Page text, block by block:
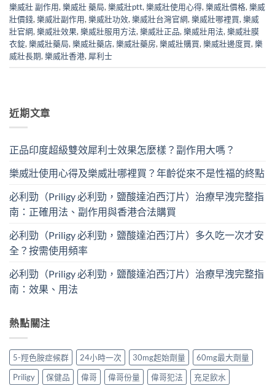
樂威壯 副作用, 樂威壯 藥局, 樂威壯ptt, 樂威壯使用心得, 樂威壯價格, 樂威
壯價錢, 樂威壯副作用, 樂威壯功效, 樂威壯台灣官網, 樂威壯哪裡買, 樂威
壯官網, 樂威壯效果, 樂威壯服用方法, 樂威壯正品, 樂威壯用法, 樂威壯膜
衣錠, 樂威壯藥局, 樂威壯藥店, 樂威壯藥房, 樂威壯購買, 樂威壯邊度買, 樂
威壯長期, 樂威壯香港, 犀利士
近期文章
正品印度超級雙效犀利士效果怎麼樣？副作用大嗎？
樂威壯使用心得及樂威壯哪裡買？年齡從來不是性福的終點
必利勁（Priligy 必利勁，鹽酸達泊西汀片）治療早洩完整指
南：正確用法、副作用與香港合法購買
必利勁（Priligy 必利勁，鹽酸達泊西汀片）多久吃一次才安
全？按需使用頻率
必利勁（Priligy 必利勁，鹽酸達泊西汀片）治療早洩完整指
南：效果、用法
熱點關注
5-羥色胺症候群 24小時一次 30mg起始劑量
60mg最大劑量
Priligy
保健品 偉哥 偉哥份量 偉哥犯法
充足飲水